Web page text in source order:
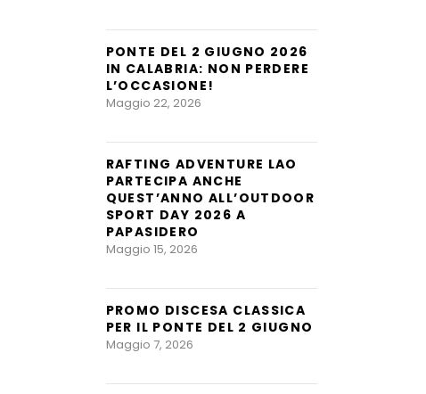
PONTE DEL 2 GIUGNO 2026
IN CALABRIA: NON PERDERE
L’OCCASIONE!
Maggio 22, 2026
RAFTING ADVENTURE LAO
PARTECIPA ANCHE
QUEST’ANNO ALL’OUTDOOR
SPORT DAY 2026 A
PAPASIDERO
Maggio 15, 2026
PROMO DISCESA CLASSICA
PER IL PONTE DEL 2 GIUGNO
Maggio 7, 2026